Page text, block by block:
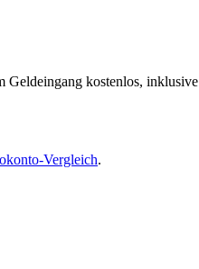
kostenlos,
Vergleich.